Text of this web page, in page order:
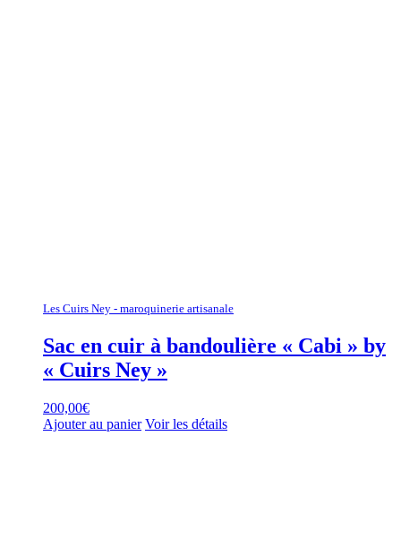
Les Cuirs Ney - maroquinerie artisanale
Sac en cuir à bandoulière « Cabi » by
« Cuirs Ney »
200,00€
Ajouter au panier Voir les détails